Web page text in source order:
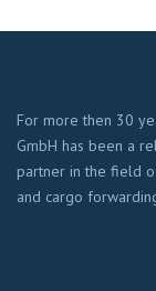
For more then 30
GmbH has been a
partner in the field
and cargo